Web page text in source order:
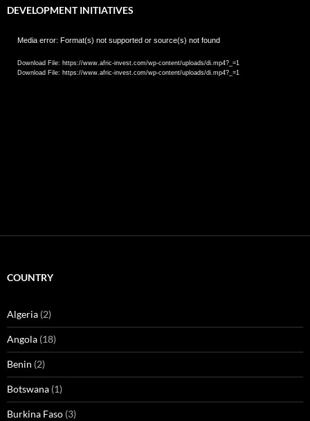
DEVELOPMENT INITIATIVES
Video
Media error: Format(s) not supported or source(s) not found
Download File: https://www.afric-invest.com/wp-content/uploads/di.mp4?_=1
Download File: https://www.afric-invest.com/wp-content/uploads/di.mp4?_=1
COUNTRY
Algeria (2)
Angola (18)
Benin (2)
Botswana (1)
Burkina Faso (3)